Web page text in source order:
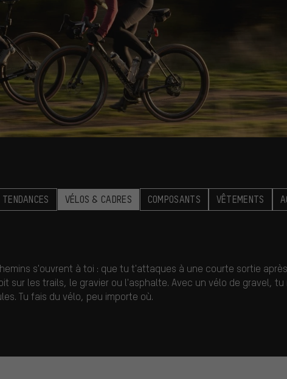
VÉLOS & CADRES COMPOSANTS VÊTEMENTS
s'ouvrent à toi : que tu t'attaques à une courte sortie
sur les trails, le gravier ou l'asphalte. Avec un vélo de gravel,
Tu fais du vélo, peu importe où.